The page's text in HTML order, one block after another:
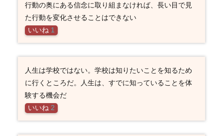
行動の奥にある信念に取り組まなければ、長い目で見
た行動を変化させることはできない
いいね 1
人生は学校ではない。学校は知りたいことを知るため
に行くところだ。人生は、すでに知っていることを体
験する機会だ
いいね 2